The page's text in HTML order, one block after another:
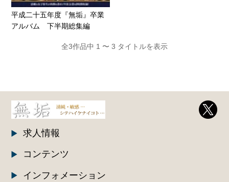
平成二十五年度『無垢』卒業
アルバム 下半期総集編
全3作品中 1 〜 3 タイトルを表示
求人情報
コンテンツ
インフォメーション